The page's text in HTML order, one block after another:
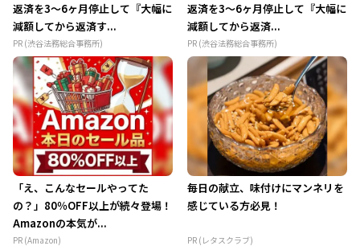
返済を3～6ヶ月停止して『大幅に
減額してから返済す...
PR (渋谷法務総合事務所)
返済を3～6ヶ月停止して『大幅に
減額してから返済...
PR (渋谷法務総合事務所)
「え、こんなセールやってた
の？」80％OFF以上が続々登場！
Amazonの本気が...
PR (Amazon)
毎日の献立、味付けにマンネリを
感じている方必見！
PR (レタスクラブ)